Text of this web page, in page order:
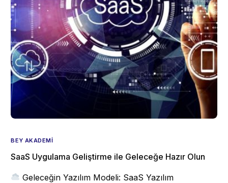
BEY AKADEMI
SaaS Uygulama Geliştirme ile Geleceğe Hazır Olun
Geleceğin Yazılım Modeli: SaaS Yazılım